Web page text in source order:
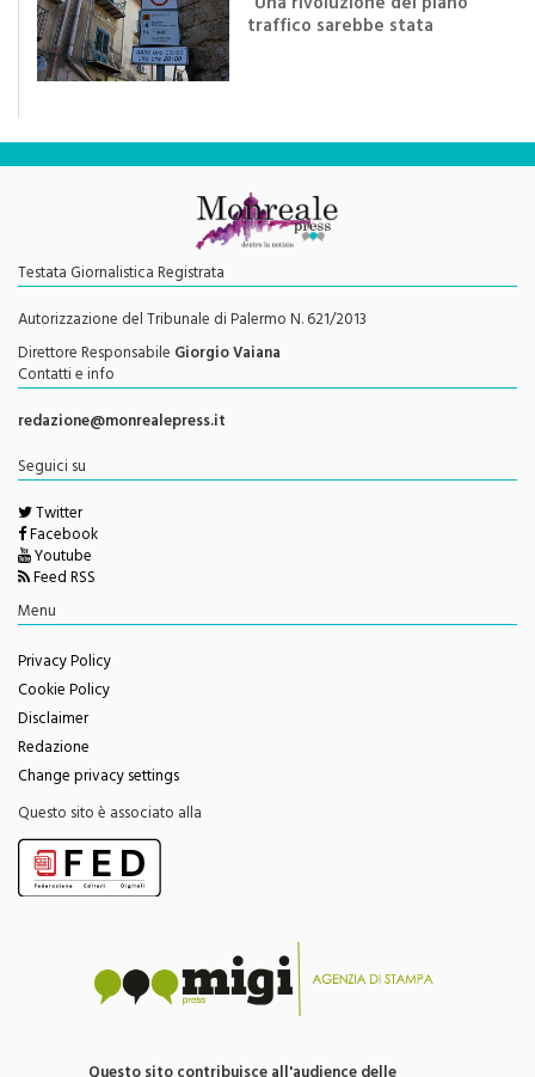
diRedazione
"Una rivoluzione del piano
Testata Giornalistica Registrata
Autorizzazione del Tribunale di Palermo N. 621/2013
Direttore ResponsabileGiorgio Vaiana
Contatti e info
redazione@monrealepress.it
Seguici su
Twitter
Facebook
Youtube
Feed RSS
Privacy Policy
Cookie Policy
Disclaimer
Redazione
Change privacy settings
Questo sito è associato alla